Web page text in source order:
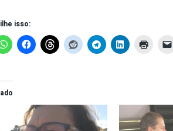
isso: